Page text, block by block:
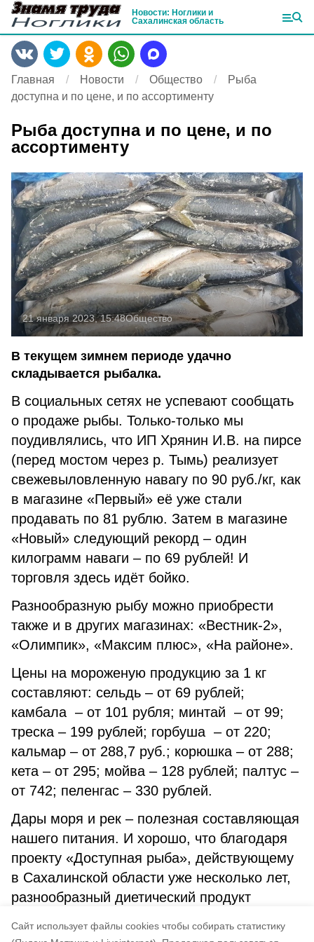
Cайт использует файлы cookies чтобы собирать статистику
Новости: Ноглики и
Сахалинская область
Главная Новости Общество
Рыба
доступна и по цене, и по ассортименту
Рыба доступна и по цене, и по
ассортименту
21 января 2023, 15:48Общество
В текущем зимнем периоде удачно
складывается рыбалка.
В социальных сетях не успевают сообщать
о продаже рыбы. Только-только мы
поудивлялись, что ИП Хрянин И.В. на пирсе
(перед мостом через р. Тымь) реализует
свежевыловленную навагу по 90 руб./кг, как
в магазине «Первый» её уже стали
продавать по 81 рублю. Затем в магазине
«Новый» следующий рекорд – один
килограмм наваги – по 69 рублей! И
торговля здесь идёт бойко.
Разнообразную рыбу можно приобрести
также и в других магазинах: «Вестник-2»,
«Олимпик», «Максим плюс», «На районе».
Цены на мороженую продукцию за 1 кг
составляют: сельдь – от 69 рублей;
камбала – от 101 рубля; минтай – от 99;
треска – 199 рублей; горбуша – от 220;
кальмар – от 288,7 руб.; корюшка – от 288;
кета – от 295; мойва – 128 рублей; палтус –
от 742; пеленгас – 330 рублей.
Дары моря и рек – полезная составляющая
нашего питания. И хорошо, что благодаря
проекту «Доступная рыба», действующему
в Сахалинской области уже несколько лет,
разнообразный диетический продукт
так и по ассортименту.